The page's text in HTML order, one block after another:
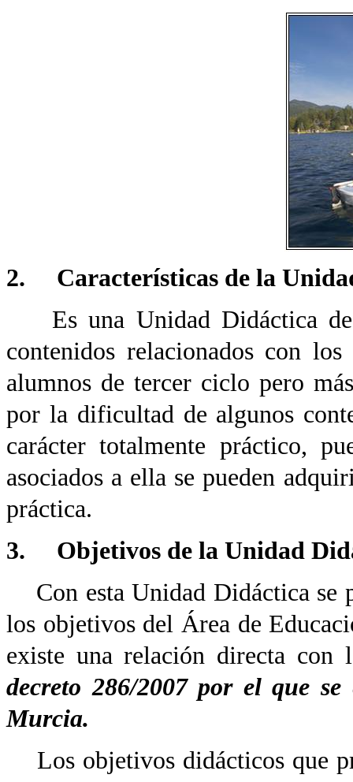
2. Características de la
Es una Unidad Didáctica de
contenidos relacionados con
alumnos de tercer ciclo pero
por la dificultad de algunos
carácter totalmente práctico,
asociados a ella se pueden
práctica.
3. Objetivos de la Unidad
Con esta Unidad Didáctica se
los objetivos del Área de
existe una relación directa con
decreto 286/2007 por el que
Murcia.
Los objetivos didácticos que